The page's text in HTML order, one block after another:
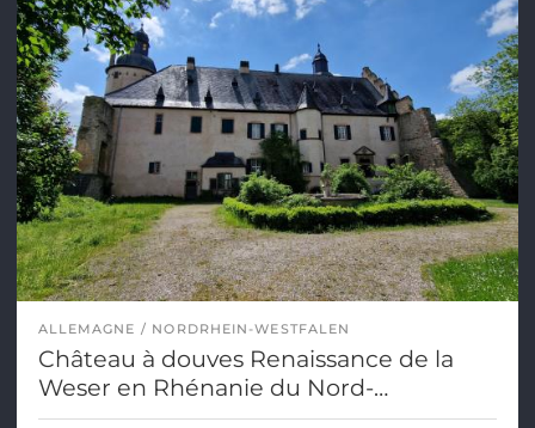
ALLEMAGNE NORDRHEIN-WESTFALEN
Château à douves Renaissance de la
Weser en Rhénanie du Nord-
Westphalie